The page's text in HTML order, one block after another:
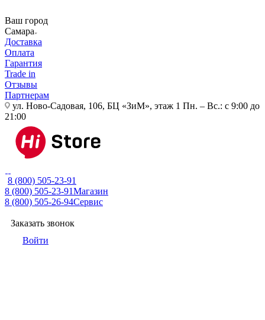
Ваш город
Самара
Доставка
Оплата
Гарантия
Trade in
Отзывы
Партнерам
ул. Ново-Садовая, 106, БЦ «ЗиМ», этаж 1 Пн. – Вс.: с 9:00 до
21:00
8 (800) 505-23-91
8 (800) 505-23-91Магазин
8 (800) 505-26-94Сервис
Заказать звонок
Войти